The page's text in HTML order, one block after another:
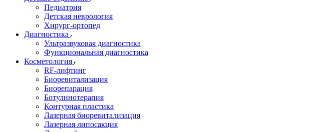
Педиатрия
Детская неврология
Хирург-ортопед
Диагностика
Ультразвуковая диагностика
Функциональная диагностика
Косметология
RF-лифтинг
Биоревитализация
Биорепарация
Ботулинотерапия
Контурная пластика
Лазерная биоревитализация
Лазерная липосакция